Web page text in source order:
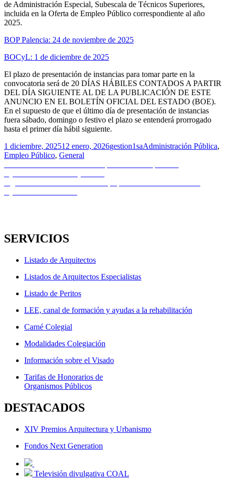
de Administración Especial, Subescala de Técnicos Superiores,
incluida en la Oferta de Empleo Público correspondiente al año
2025.
BOP Palencia: 24 de noviembre de 2025
BOCyL: 1 de diciembre de 2025
El plazo de presentación de instancias para tomar parte en la
convocatoria será de 20 DÍAS HÁBILES CONTADOS A PARTIR
DEL DÍA SIGUIENTE AL DE LA PUBLICACIÓN DE ESTE
ANUNCIO EN EL BOLETÍN OFICIAL DEL ESTADO (BOE).
En el supuesto de que el último día de presentación de instancias
fuera sábado, domingo o festivo el plazo se entenderá prorrogado
hasta el primer día hábil siguiente.
Publicado
el
1 diciembre, 202512 enero, 2026Autor
gestion1saCategorías
Administración Pública,
Empleo Público, General
Navegación
de
entradas
SERVICIOS
Listado de Arquitectos
Listados de Arquitectos Especialistas
Listado de Peritos
LEE, canal de formación y ayudas a la rehabilitación
Carné Colegial
Modalidades Colegiación
Información sobre el Visado
Tarifas de Honorarios de
Organismos Públicos
DESTACADOS
XIV Premios Arquitectura y Urbanismo
Fondos Next Generation
Televisión divulgativa COAL